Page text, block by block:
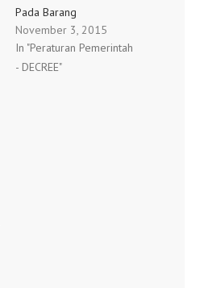
Pada Barang
November 3, 2015
In "Peraturan Pemerintah
- DECREE"